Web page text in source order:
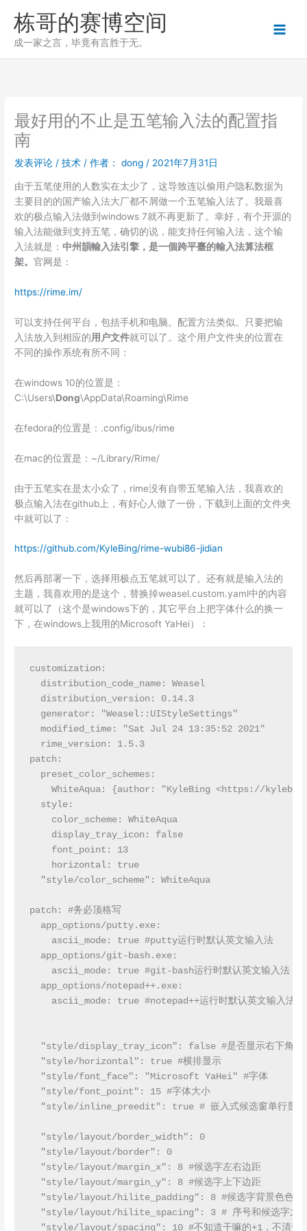
栋哥的赛博空间
成一家之言，毕竟有言胜于无。
最好用的不止是五笔输入法的配置指
南
发表评论 /技术 / 作者： dong / 2021年7月31日
由于五笔使用的人数实在太少了，这导致连以偷用户隐私数据为
主要目的的国产输入法大厂都不屑做一个五笔输入法了。我最喜
欢的极点输入法做到windows 7就不再更新了。幸好，有个开源的
输入法能做到支持五笔，确切的说，能支持任何输入法，这个输
入法就是：中州韻輸入法引擎，是一個跨平臺的輸入法算法框
架。官网是：
https://rime.im/
可以支持任何平台，包括手机和电脑。配置方法类似。只要把输
入法放入到相应的用户文件就可以了。这个用户文件夹的位置在
不同的操作系统有所不同：
在windows 10的位置是：
C:\Users\Dong\AppData\Roaming\Rime
在fedora的位置是：.config/ibus/rime
在mac的位置是：~/Library/Rime/
由于五笔实在是太小众了，rime没有自带五笔输入法，我喜欢的
极点输入法在github上，有好心人做了一份，下载到上面的文件夹
中就可以了：
https://github.com/KyleBing/rime-wubi86-jidian
然后再部署一下，选择用极点五笔就可以了。还有就是输入法的
主题，我喜欢用的是这个，替换掉weasel.custom.yaml中的内容
就可以了（这个是windows下的，其它平台上把字体什么的换一
下，在windows上我用的Microsoft YaHei）：
customization:
  distribution_code_name: Weasel
  distribution_version: 0.14.3
  generator: "Weasel::UIStyleSettings"
  modified_time: "Sat Jul 24 13:35:52 2021"
  rime_version: 1.5.3
patch:
  preset_color_schemes:
WhiteAqua: {author: "KyleBing <https://
  style:
    color_scheme: WhiteAqua
    display_tray_icon: false
    font_point: 13
    horizontal: true
  "style/color_scheme": WhiteAqua
patch: #务必顶格写
  app_options/putty.exe:
    ascii_mode: true #putty运行时默认英文输入法
  app_options/git-bash.exe:
    ascii_mode: true #git-bash运行时默认英文输入法
  app_options/notepad++.exe:
    ascii_mode: true #notepad++运行时默认英文输入法
"style/display_tray_icon": false #是否显示右下角图
  "style/horizontal": true #横排显示
  "style/font_face": "Microsoft YaHei" #字体
  "style/font_point": 15 #字体大小
  "style/inline_preedit": true # 嵌入式候选窗单行显示
  "style/layout/border_width": 0
  "style/layout/border": 0
  "style/layout/margin_x": 8 #候选字左右边距
  "style/layout/margin_y": 8 #候选字上下边距
"style/layout/hilite_padding": 8 #候选字背景色色块
"style/layout/hilite_spacing": 3 # 序号和候选字之
"style/layout/spacing": 10 #不知道干嘛的+1，不清楚